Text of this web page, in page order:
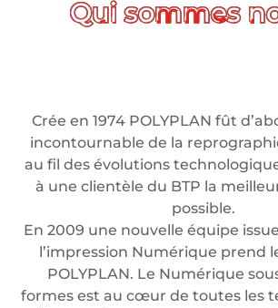
Crée en 1974 POLYPLAN fût
incontournable de la
au fil des évolutions
à une clientèle du BTP la
possible.
En 2009 une nouvelle équipe
l’impression Numérique prend
POLYPLAN. Le Numérique
formes est au cœur de toutes les